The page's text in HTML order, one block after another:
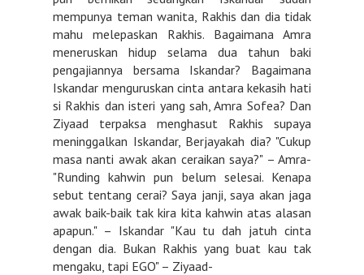
mempunya teman wanita, Rakhis dan dia tidak
mahu melepaskan Rakhis. Bagaimana Amra
meneruskan hidup selama dua tahun baki
pengajiannya bersama Iskandar? Bagaimana
Iskandar menguruskan cinta antara kekasih hati
si Rakhis dan isteri yang sah, Amra Sofea? Dan
Ziyaad terpaksa menghasut Rakhis supaya
meninggalkan Iskandar, Berjayakah dia? "Cukup
masa nanti awak akan ceraikan saya?" – Amra-
"Runding kahwin pun belum selesai. Kenapa
sebut tentang cerai? Saya janji, saya akan jaga
awak baik-baik tak kira kita kahwin atas alasan
apapun." – Iskandar "Kau tu dah jatuh cinta
dengan dia. Bukan Rakhis yang buat kau tak
mengaku, tapi EGO" – Ziyaad-